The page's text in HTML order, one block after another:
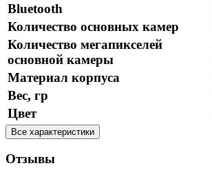
Bluetooth
Количество основных камер
Количество мегапикселей
основной камеры
Материал корпуса
Вес, гр
Цвет
Все характеристики
Отзывы